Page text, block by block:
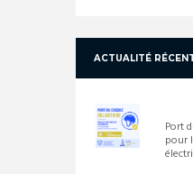
ACTUALITÉ
Port
pour